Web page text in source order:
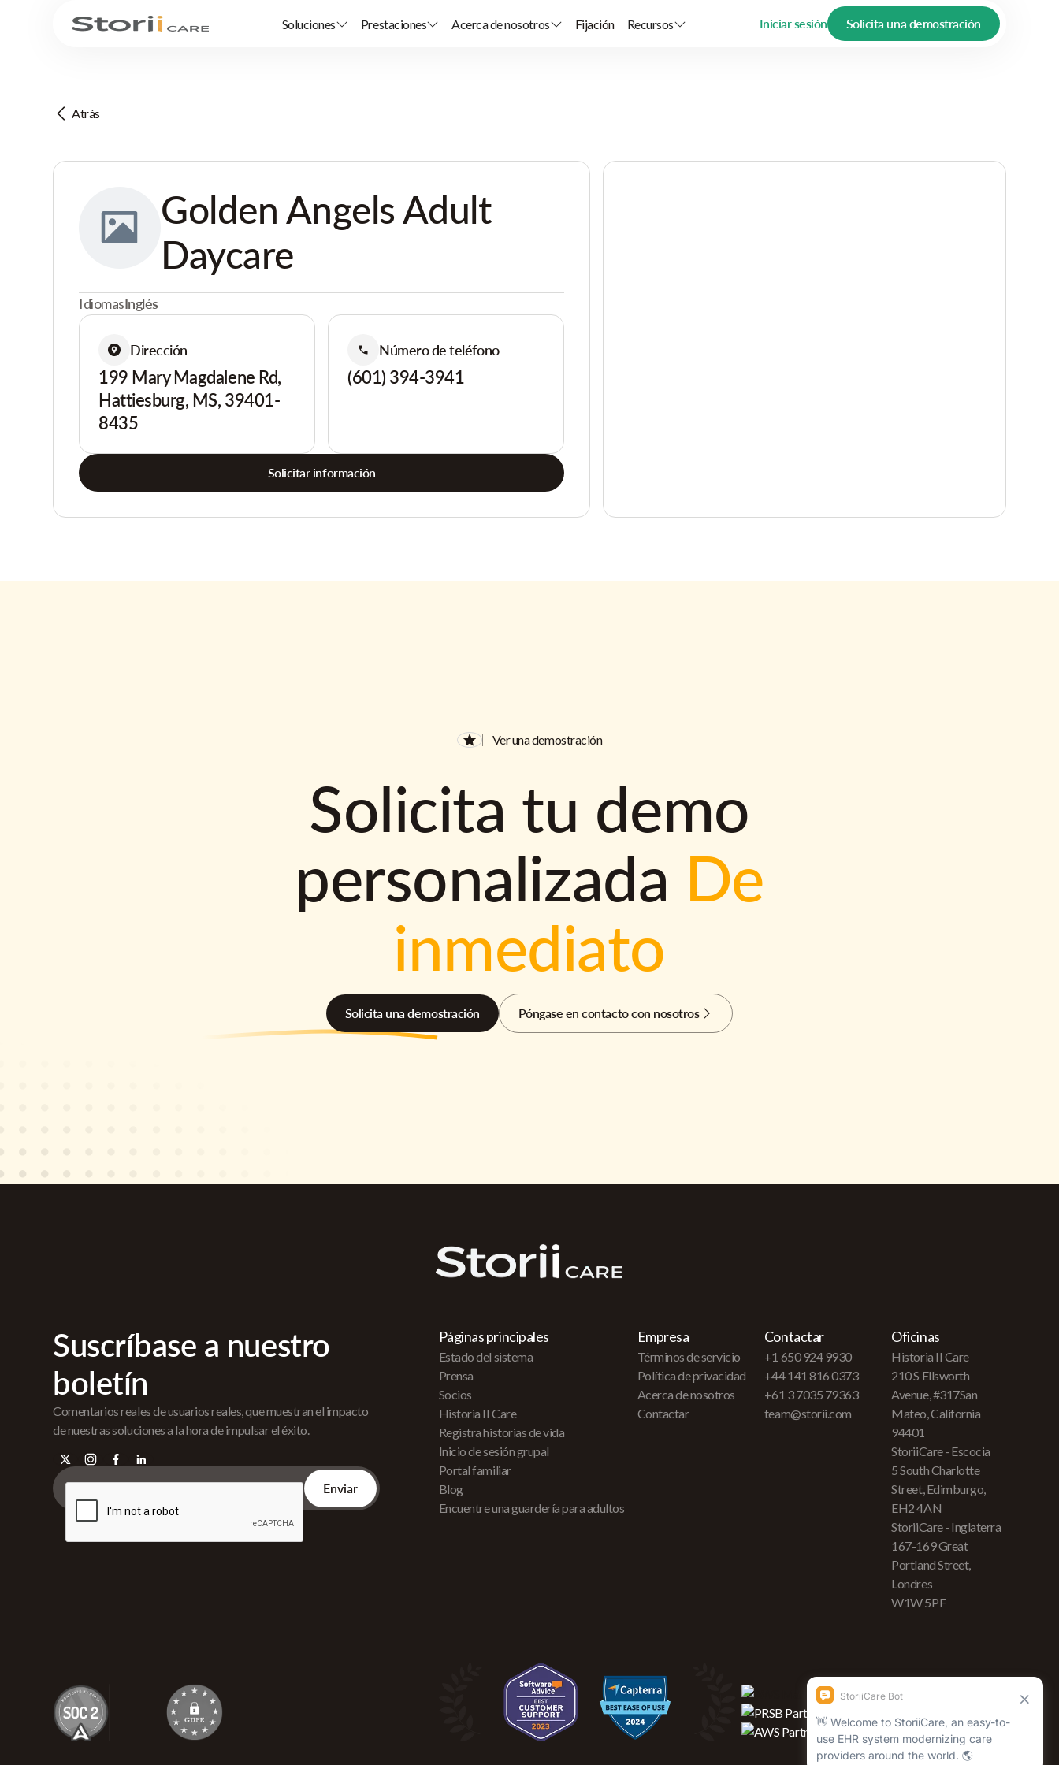
Soluciones Prestaciones Acerca de nosotros Fijación Recursos Iniciar sesión Solicita una demostración
Atrás
Golden Angels Adult
Daycare
IdiomasInglés
Dirección
199 Mary Magdalene Rd,
Hattiesburg, MS, 39401-
8435
Número de teléfono
(601) 394-3941
Solicitar información
Ver una demostración
Solicita tu demo
personalizada De
inmediato
Solicita una demostración Póngase en contacto con nosotros
Suscríbase a nuestro
boletín
Comentarios reales de usuarios reales, que muestran el impacto
de nuestras soluciones a la hora de impulsar el éxito.
Páginas principales
Estado del sistema
Prensa
Socios
Historia II Care
Registra historias de vida
Inicio de sesión grupal
Portal familiar
Blog
Encuentre una guardería para adultos
Empresa
Términos de servicio
Política de privacidad
Acerca de nosotros
Contactar
Contactar
+1 650 924 9930
+44 141 816 0373
+61 3 7035 79363
team@storii.com
Oficinas
Historia II Care
210 S Ellsworth
Avenue, #317San
Mateo, California
94401
StoriiCare - Escocia
5 South Charlotte
Street, Edimburgo,
EH2 4AN
StoriiCare - Inglaterra
167-169 Great
Portland Street,
Londres
W1W 5PF